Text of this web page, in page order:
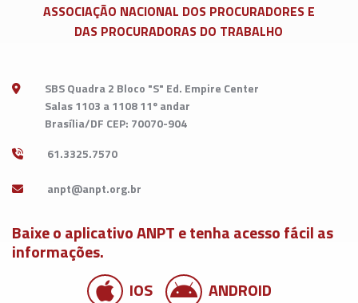
ASSOCIAÇÃO NACIONAL DOS PROCURADORES E
DAS PROCURADORAS DO TRABALHO
SBS Quadra 2 Bloco "S" Ed. Empire Center
Salas 1103 a 1108 11º andar
Brasília/DF CEP: 70070-904
61.3325.7570
Baixe o aplicativo ANPT e tenha acesso fácil as
informações.
IOS
ANDROID